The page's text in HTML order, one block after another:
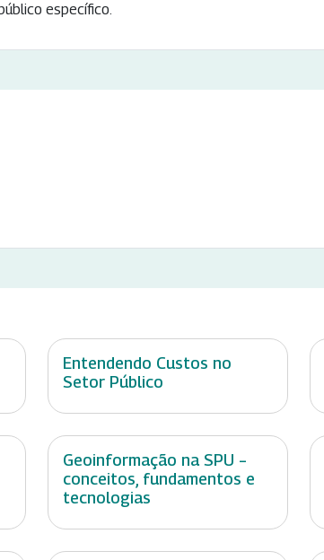
específico.
Entendendo Custos no
Setor Público
Geoinformação na SPU –
conceitos, fundamentos e
tecnologias